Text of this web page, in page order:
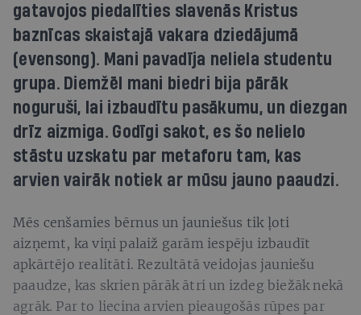
gatavojos piedalīties slavenās Kristus
baznīcas skaistajā vakara dziedājumā
(evensong). Mani pavadīja neliela studentu
grupa. Diemžēl mani biedri bija pārāk
noguruši, lai izbaudītu pasākumu, un diezgan
drīz aizmiga. Godīgi sakot, es šo nelielo
stāstu uzskatu par metaforu tam, kas
arvien vairāk notiek ar mūsu jauno paaudzi.
Mēs cenšamies bērnus un jauniešus tik ļoti
aizņemt, ka viņi palaiž garām iespēju izbaudīt
apkārtējo realitāti. Rezultātā veidojas jauniešu
paaudze, kas skrien pārāk ātri un izdeg biežāk nekā
agrāk. Par to liecina arvien pieaugošās rūpes par